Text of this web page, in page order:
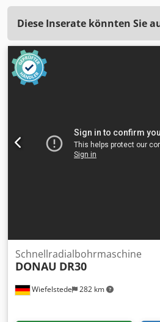
Diese Inserate könnten Sie
Wiefelstede 282 km
Schnellradialbohrmaschine
DONAU DR30